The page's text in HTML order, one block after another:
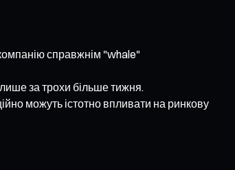
справжнім "whale"
за трохи більше тижня.
можуть істотно впливати на ринкову